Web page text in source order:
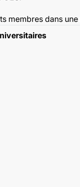
membres dans